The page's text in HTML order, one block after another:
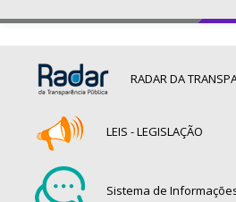
RADAR DA
LEIS - LEGISLAÇÃO
Sistema de